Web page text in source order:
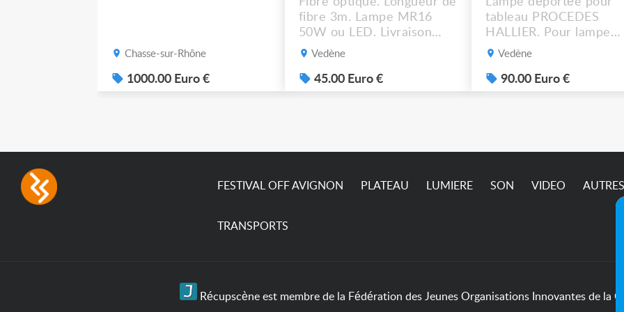
Chasse-sur-Rhône
1000.00 Euro €
fibre 3m. Lampe MR16
50W ou LED. Livraison
possible.
Vedène
45.00 Euro €
tableau PROCEDES
HALLIER. Pour lampe
MR16 halogène ou LED
possible. 90€ le lot de 4.
Vedène
90.00 Euro €
FESTIVAL OFF AVIGNON PLATEAU LUMIERE SON VIDEO AUTRES
TRANSPORTS
Récupscène est membre de la Fédération des Jeunes Organisations Innovantes de la